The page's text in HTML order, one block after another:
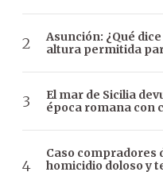
Asunción: ¿Qué
altura permitida
El mar de Sicilia
época romana con
Caso compradores
homicidio doloso y